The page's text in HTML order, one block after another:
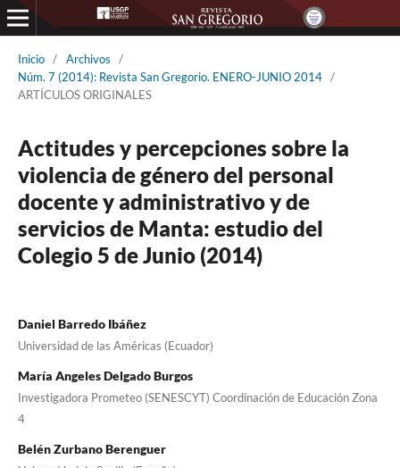
Inicio / Archivos
/
Núm. 7 (2014): Revista San Gregorio. ENERO-JUNIO 2014 /
ARTÍCULOS ORIGINALES
Actitudes y percepciones sobre la
violencia de género del personal
docente y administrativo y de
servicios de Manta: estudio del
Colegio 5 de Junio (2014)
Daniel Barredo Ibáñez
Universidad de las Américas (Ecuador)
María Angeles Delgado Burgos
Investigadora Prometeo (SENESCYT) Coordinación de Educación Zona
4
Belén Zurbano Berenguer